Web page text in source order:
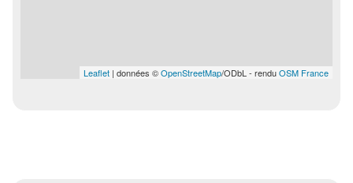
Leaflet | données ©OpenStreetMap/ODbL - renduOSM France